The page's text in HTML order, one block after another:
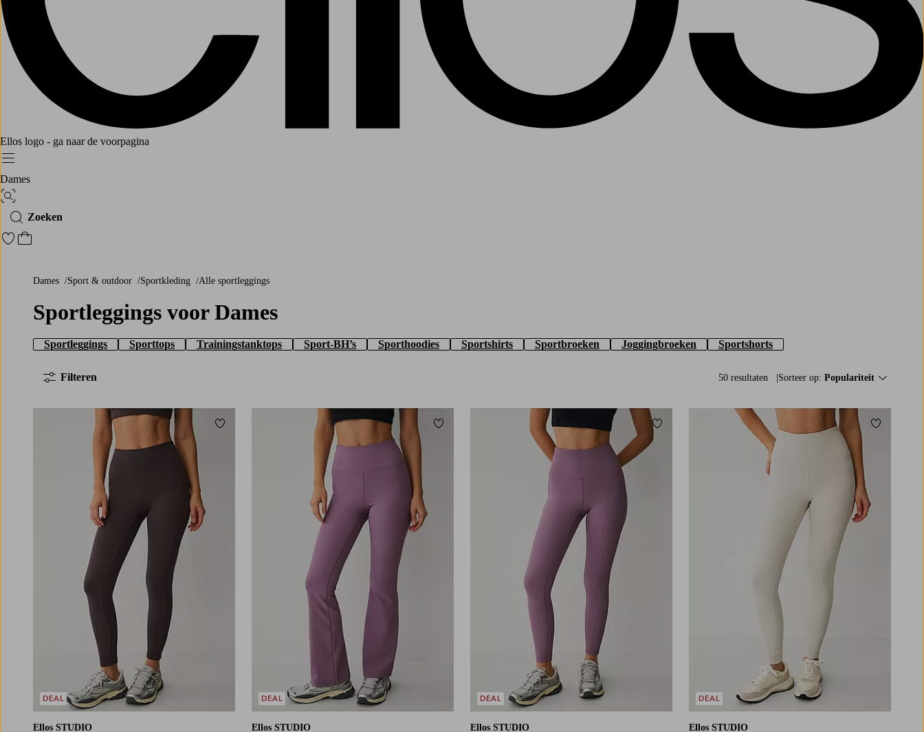
Ellos logo - ga naar de voorpagina
Menu
Dames
Afbeelding zoeken
Zoeken
Ga naar favoriete gemarkeerde producten
Ga naar het winkelmandje
Dames Sport & outdoor Sportkleding Alle sportleggings
Sportleggings voor Dames
Sportleggings Sporttops Trainingstanktops Sport-BH’s Sporthoodies Sportshirts Sportbroeken Joggingbroeken Sportshorts
50 resultaten Sorteer op: Populariteit
Filteren
Ellos STUDIO
DEAL
Toevoegen aan favorieten
Ellos STUDIO
DEAL
Toevoegen aan favorieten
Ellos STUDIO
DEAL
Toevoegen aan favorieten
Ellos STUDIO
DEAL